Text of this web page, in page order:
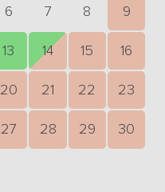
6 7 8 9
13 14 15 16
20 21 22 23
27 28 29 30